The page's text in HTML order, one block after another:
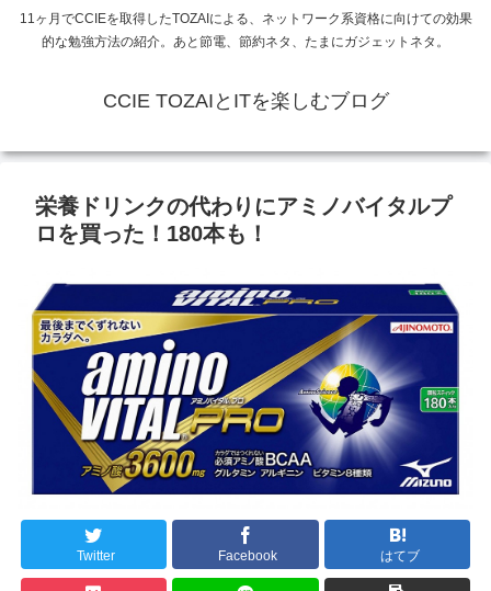
11ヶ月でCCIEを取得したTOZAIによる、ネットワーク系資格に向けての効果
的な勉強方法の紹介。あと節電、節約ネタ、たまにガジェットネタ。
CCIE TOZAIとITを楽しむブログ
栄養ドリンクの代わりにアミノバイタルプ
ロを買った！180本も！
Twitter Facebook はてブ